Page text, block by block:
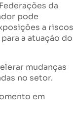
da
pode
a riscos
a atuação do
mudanças
no setor.
em